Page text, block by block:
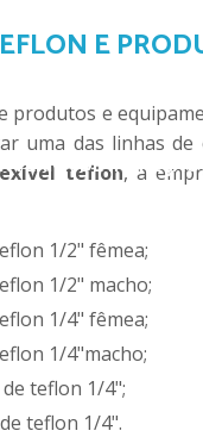
DE
BORRACHA P/
E
produtos e
uma das linhas
teflon, a
1/2" fêmea;
1/2" macho;
1/4" fêmea;
1/4"macho;
teflon 1/4";
teflon 1/4".